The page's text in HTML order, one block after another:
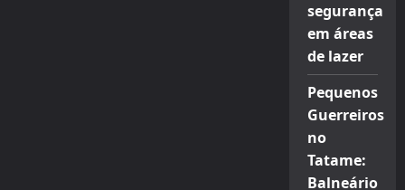
segurança
em áreas
de lazer
Pequenos
Guerreiros
no
Tatame:
Balneário